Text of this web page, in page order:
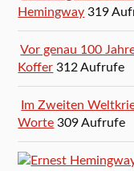
Hemingway 319
Vor genau 100
Koffer 312 Aufrufe
Im Zweiten
Worte 309 Aufrufe